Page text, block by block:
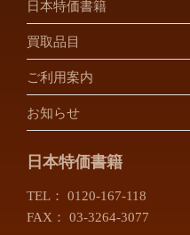
日本特価書籍
買取品目
ご利用案内
お知らせ
日本特価書籍
TEL： 0120-167-118
FAX： 03-3264-3077